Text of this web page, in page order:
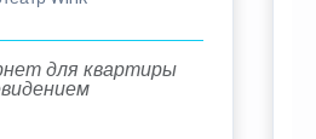
для квартиры